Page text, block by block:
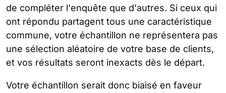
de compléter l'enquête que d'autres. Si ceux qui
ont répondu partagent tous une caractéristique
commune, votre échantillon ne représentera pas
une sélection aléatoire de votre base de clients,
et vos résultats seront inexacts dès le départ.
Votre échantillon serait donc biaisé en faveur